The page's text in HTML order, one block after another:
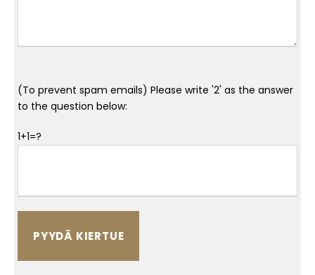
(To prevent spam emails) Please write '2' as the answer
to the question below:
1+1=?